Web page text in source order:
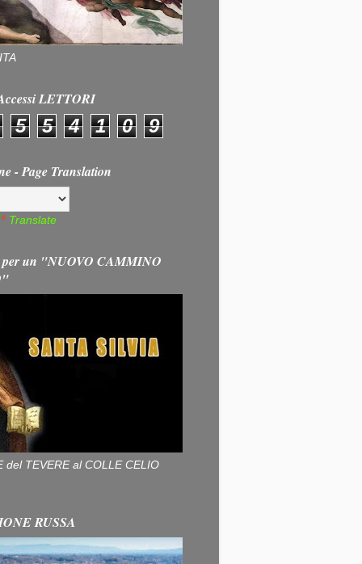
LETTORI
5 5 4 1 0 9
- Page Translation
Translate
per un "NUOVO CAMMINO
del TEVERE al COLLE CELIO
RUSSA